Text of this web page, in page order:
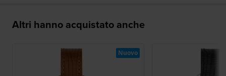
Altri hanno acquistato anche
Nuovo